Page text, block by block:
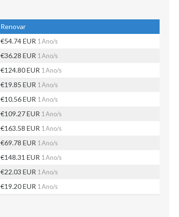
Renovar
€54.74 EUR 1 Ano/s
€36.28 EUR 1 Ano/s
€124.80 EUR 1 Ano/s
€19.85 EUR 1 Ano/s
€10.56 EUR 1 Ano/s
€109.27 EUR 1 Ano/s
€163.58 EUR 1 Ano/s
€69.78 EUR 1 Ano/s
€148.31 EUR 1 Ano/s
€22.03 EUR 1 Ano/s
€19.20 EUR 1 Ano/s